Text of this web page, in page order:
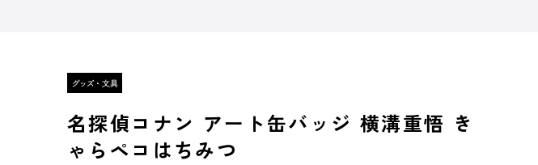
名探偵コナン アート缶バッジ 横溝重悟 き
ゃらペコはちみつ